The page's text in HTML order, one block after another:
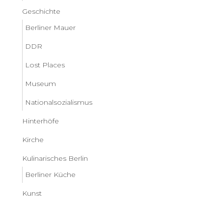
Geschichte
Berliner Mauer
DDR
Lost Places
Museum
Nationalsozialismus
Hinterhöfe
Kirche
Kulinarisches Berlin
Berliner Küche
Kunst